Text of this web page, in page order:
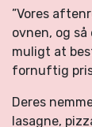
”Vores
ovnen, og
muligt at
fornuftig
Deres
lasagne,